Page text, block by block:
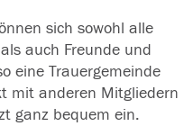
sich sowohl alle
auch Freunde und
eine Trauergemeinde
mit anderen Mitgliedern
ganz bequem ein.